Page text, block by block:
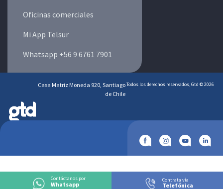
Contáctanos por
Whatsapp
Contrata vía
Telefónica
Oficinas comerciales
Mi App Telsur
Whatsapp +56 9 6761 7901
Casa Matriz Moneda 920, Santiago
de Chile
Todos los derechos reservados, Gtd © 2026